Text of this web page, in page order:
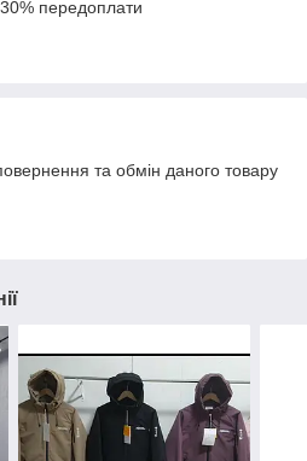
передоплати
та обмін даного товару